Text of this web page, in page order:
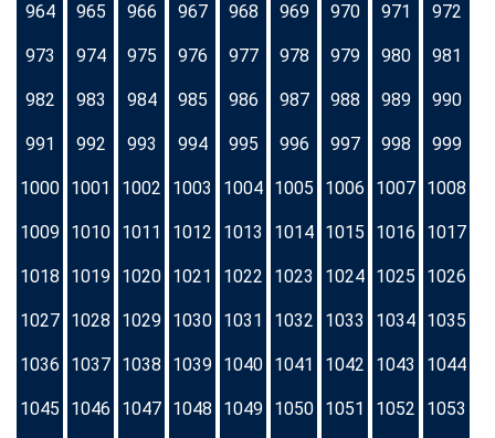
964 965 966 967 968 969 970 971 972
973 974 975 976 977 978 979 980 981
982 983 984 985 986 987 988 989 990
991 992 993 994 995 996 997 998 999
1000 1001 1002 1003 1004 1005 1006 1007 1008
1009 1010 1011 1012 1013 1014 1015 1016 1017
1018 1019 1020 1021 1022 1023 1024 1025 1026
1027 1028 1029 1030 1031 1032 1033 1034 1035
1036 1037 1038 1039 1040 1041 1042 1043 1044
1045 1046 1047 1048 1049 1050 1051 1052 1053